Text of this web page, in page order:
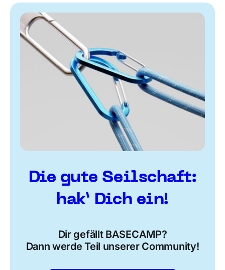
Die gute Seilschaft:
hak’ Dich ein!
Dir gefällt BASECAMP?
Dann werde Teil unserer Community!